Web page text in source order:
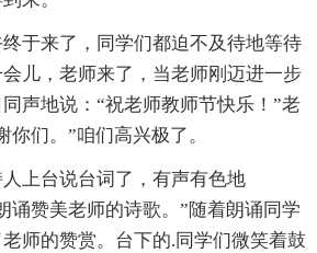
来了，同学们都迫不及待地等待
儿，老师来了，当老师刚迈进一步
声地说：“祝老师教师节快乐！”老
你们。”咱们高兴极了。
台说台词了，有声有色地
诵赞美老师的诗歌。”随着朗诵同学
师的赞赏。台下的.同学们微笑着鼓